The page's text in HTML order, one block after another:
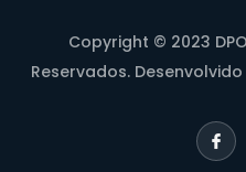
Copyright © 2023
Reservados.